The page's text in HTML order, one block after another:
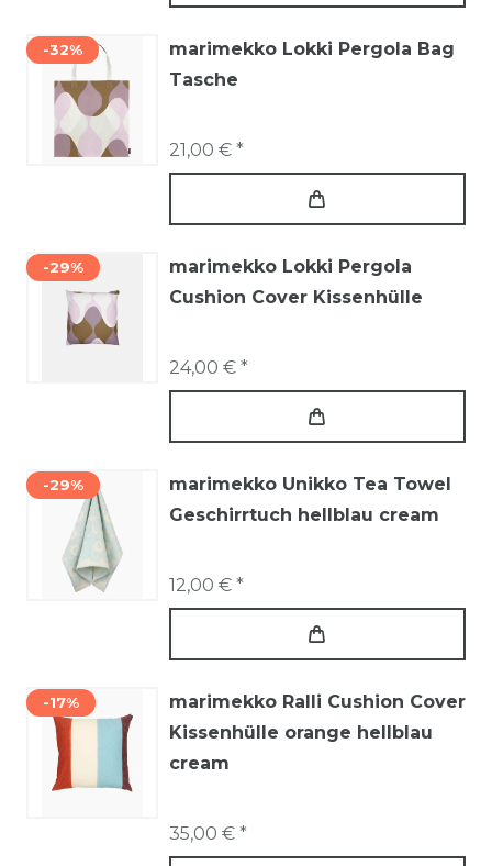
-32%
marimekko Lokki Pergola Bag
Tasche
21,00 € *
-29%
marimekko Lokki Pergola
Cushion Cover Kissenhülle
24,00 € *
-29%
marimekko Unikko Tea Towel
Geschirrtuch hellblau cream
12,00 € *
-17%
marimekko Ralli Cushion Cover
Kissenhülle orange hellblau
cream
35,00 € *